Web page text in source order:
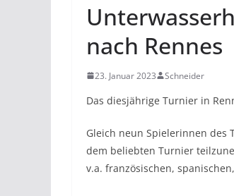
nach Rennes
23. Januar 2023 Schneider
Das diesjährige Turnier in
Gleich neun Spielerinnen des
dem beliebten Turnier
v.a. französischen,